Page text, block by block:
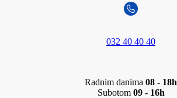
032 40 40 40
Radnim danima 08 - 18h
Subotom 09 - 16h